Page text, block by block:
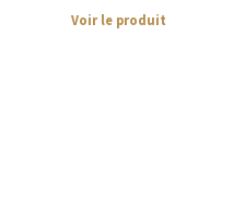
Voir le produit